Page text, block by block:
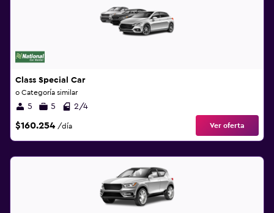
Class Special Car
o Categoría similar
5 5 2/4
$160.254 /día Ver oferta